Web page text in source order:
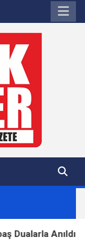
Anıldı